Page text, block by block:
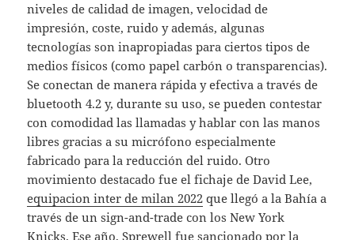
niveles de calidad de imagen, velocidad de
impresión, coste, ruido y además, algunas
tecnologías son inapropiadas para ciertos tipos de
medios físicos (como papel carbón o transparencias).
Se conectan de manera rápida y efectiva a través de
bluetooth 4.2 y, durante su uso, se pueden contestar
con comodidad las llamadas y hablar con las manos
libres gracias a su micrófono especialmente
fabricado para la reducción del ruido. Otro
movimiento destacado fue el fichaje de David Lee,
equipacion inter de milan 2022 que llegó a la Bahía a
través de un sign-and-trade con los New York
Knicks. Ese año, Sprewell fue sancionado por la